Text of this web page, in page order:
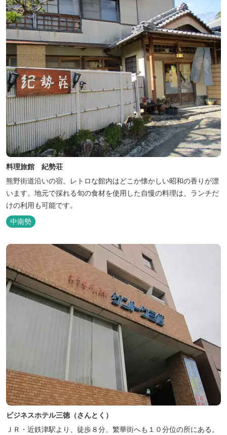
料理旅館 紀勢荘
熊野街道沿いの宿。レトロな館内はどこか懐かしい昭和の香りが漂
います。地元で採れる旬の食材を使用した自慢の料理は、ランチだ
けの利用も可能です。
中南勢
ビジネスホテル三徳（さんとく）
ＪＲ・近鉄津駅より、徒歩８分、繁華街へも１０分位の所にある。